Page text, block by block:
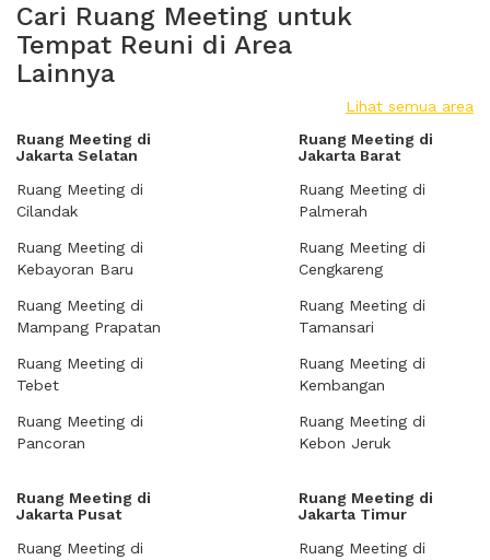
Cari Ruang Meeting untuk
Tempat Reuni di Area
Lainnya
Lihat semua area
Ruang Meeting di
Jakarta Selatan
Ruang Meeting di
Cilandak
Ruang Meeting di
Kebayoran Baru
Ruang Meeting di
Mampang Prapatan
Ruang Meeting di
Tebet
Ruang Meeting di
Pancoran
Ruang Meeting di
Jakarta Barat
Ruang Meeting di
Palmerah
Ruang Meeting di
Cengkareng
Ruang Meeting di
Tamansari
Ruang Meeting di
Kembangan
Ruang Meeting di
Kebon Jeruk
Ruang Meeting di
Jakarta Pusat
Ruang Meeting di
Ruang Meeting di
Jakarta Timur
Ruang Meeting di